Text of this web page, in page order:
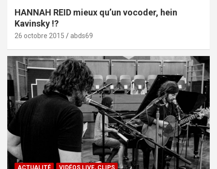
HANNAH REID mieux qu’un vocoder, hein
Kavinsky !?
26 octobre 2015 abds69
ACTUALITÉ VIDÉOS LIVE, CLIPS